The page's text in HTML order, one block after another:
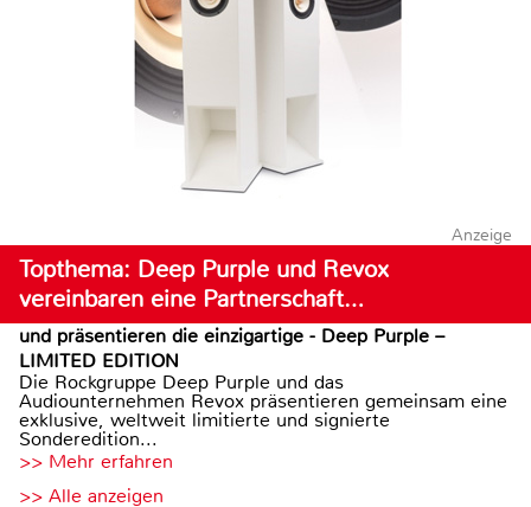
Anzeige
Topthema: Deep Purple und Revox
vereinbaren eine Partnerschaft…
und präsentieren die einzigartige - Deep Purple –
LIMITED EDITION
Die Rockgruppe Deep Purple und das
Audiounternehmen Revox präsentieren gemeinsam eine
exklusive, weltweit limitierte und signierte
Sonderedition...
>> Mehr erfahren
>> Alle anzeigen